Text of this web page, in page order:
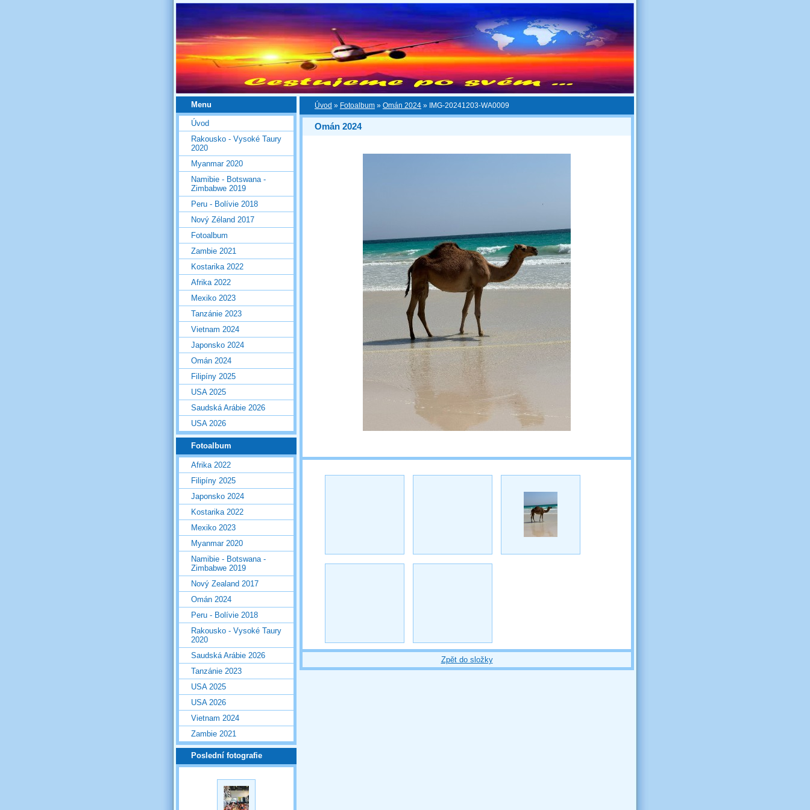
Úvod » Fotoalbum » Omán 2024 » IMG-20241203-WA0009
Omán 2024
Zpět do složky
Menu
Úvod
Rakousko - Vysoké Taury
2020
Myanmar 2020
Namibie - Botswana -
Zimbabwe 2019
Peru - Bolívie 2018
Nový Zéland 2017
Fotoalbum
Zambie 2021
Kostarika 2022
Afrika 2022
Mexiko 2023
Tanzánie 2023
Vietnam 2024
Japonsko 2024
Omán 2024
Filipíny 2025
USA 2025
Saudská Arábie 2026
USA 2026
Fotoalbum
Afrika 2022
Filipíny 2025
Japonsko 2024
Kostarika 2022
Mexiko 2023
Myanmar 2020
Namibie - Botswana -
Zimbabwe 2019
Nový Zealand 2017
Omán 2024
Peru - Bolívie 2018
Rakousko - Vysoké Taury
2020
Saudská Arábie 2026
Tanzánie 2023
USA 2025
USA 2026
Vietnam 2024
Zambie 2021
Poslední fotografie